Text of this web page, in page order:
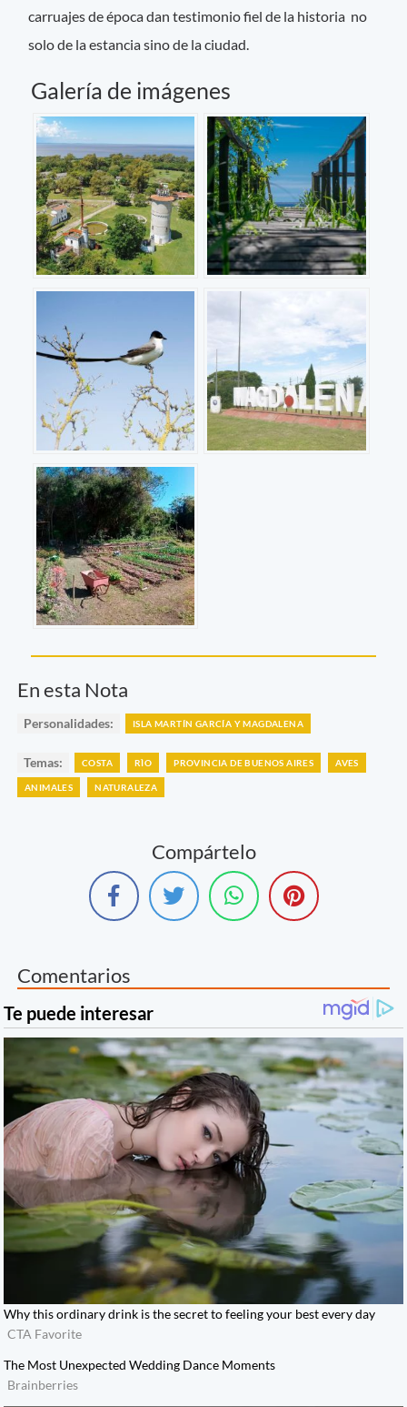
carruajes de época dan testimonio fiel de la historia no
solo de la estancia sino de la ciudad.
Galería de imágenes
En esta Nota
Personalidades: ISLA MARTÍN GARCÍA Y MAGDALENA
Temas: COSTA RÌO PROVINCIA DE BUENOS AIRES AVES
ANIMALES NATURALEZA
Compártelo
Comentarios